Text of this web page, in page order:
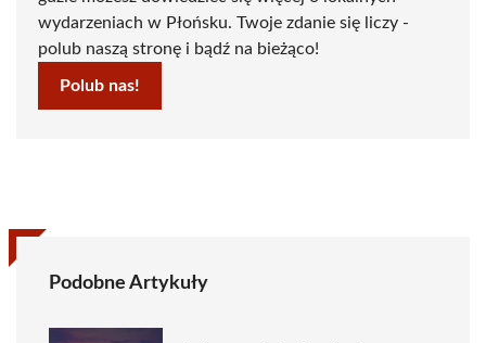
wydarzeniach w Płońsku. Twoje zdanie się liczy -
polub naszą stronę i bądź na bieżąco!
Polub nas!
Podobne Artykuły